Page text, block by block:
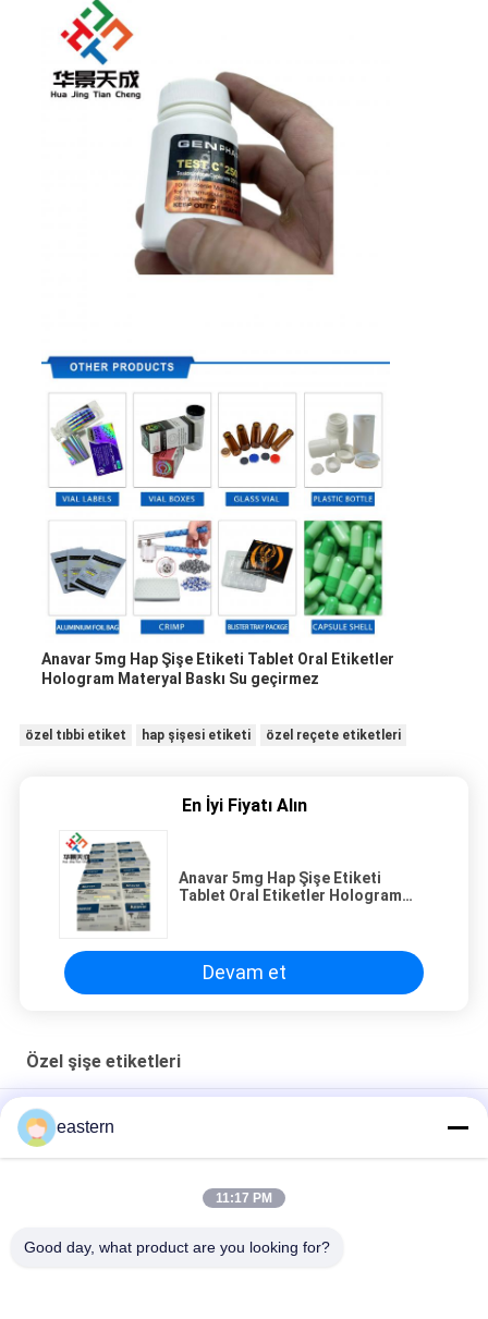
Anavar 5mg Hap Şişe Etiketi Tablet Oral Etiketler
Hologram Materyal Baskı Su geçirmez
özel tıbbi etiket hap şişesi etiketi özel reçete etiketleri
En İyi Fiyatı Alın
Anavar 5mg Hap Şişe Etiketi
Tablet Oral Etiketler Hologram
Devam et
Özel şişe etiketleri
Sus 250 10ml Cam Şişe Etiketleri
Özel Baskılı Etiketler Kişiselleştirilmiş Etiketler 10ml Şişeler
Etiketler Altın Logo
eastern
11:17 PM
Good day, what product are you looking for?